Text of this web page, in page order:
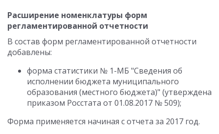
Расширение номенклатуры форм
регламентированной отчетности
В состав форм регламентированной отчетности
добавлены:
форма статистики № 1-МБ "Сведения об
исполнении бюджета муниципального
образования (местного бюджета)" (утверждена
приказом Росстата от 01.08.2017 № 509);
Форма применяется начиная с отчета за 2017 год.